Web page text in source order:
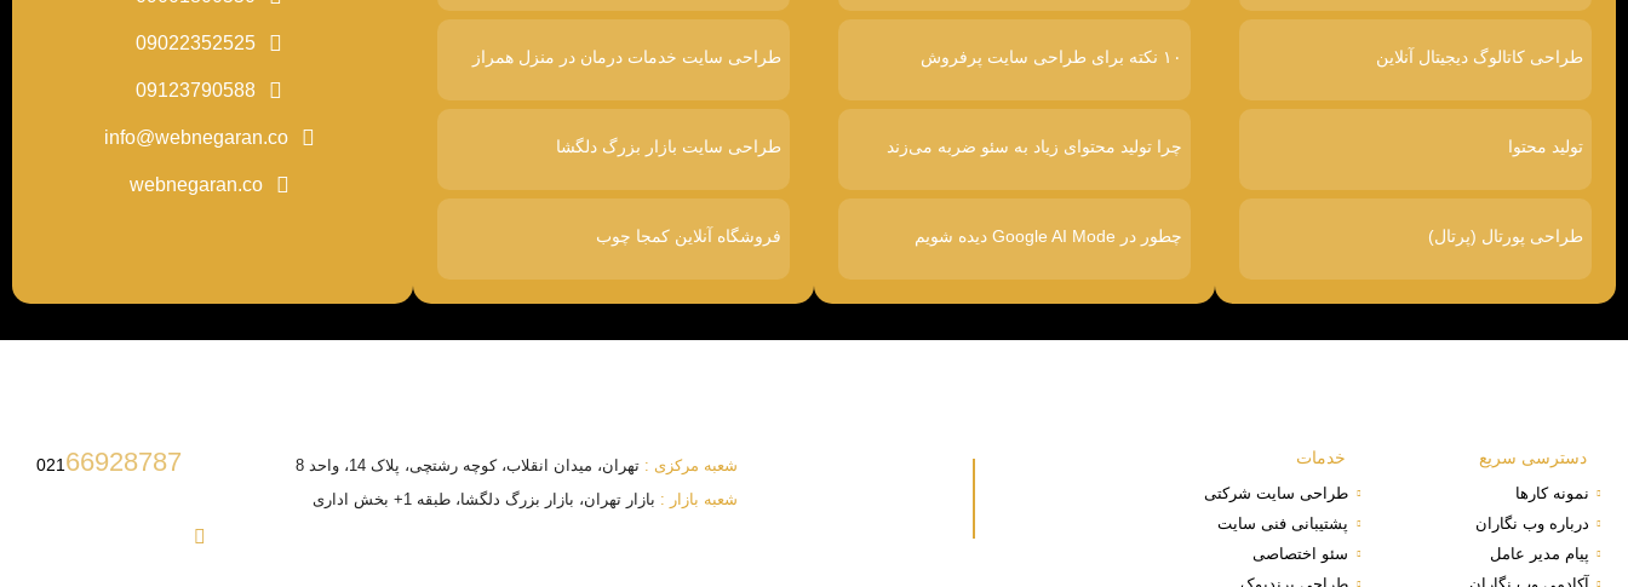
طراحی کاتالوگ دیجیتال آنلاین
تولید محتوا
طراحی پورتال (پرتال)
۱۰ نکته برای طراحی سایت پرفروش
چرا تولید محتوای زیاد به سئو ضربه می‌زند
چطور در Google AI Mode دیده شویم
طراحی سایت خدمات درمان در منزل همراز
طراحی سایت بازار بزرگ دلگشا
فروشگاه آنلاین کمجا چوب
09022352525
09123790588
info@webnegaran.co
webnegaran.co
دسترسی سریع
نمونه کارها
درباره وب نگاران
پیام مدیر عامل
خدمات
طراحی سایت شرکتی
پشتیبانی فنی سایت
سئو اختصاصی
شعبه مرکزی : تهران، میدان انقلاب، کوچه رشتچی، پلاک 14، واحد 8
شعبه بازار : بازار تهران، بازار بزرگ دلگشا، طبقه 1+ بخش اداری
021 66928787